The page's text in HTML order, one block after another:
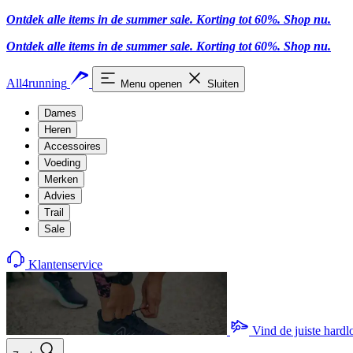
Ontdek alle items in de summer sale. Korting tot 60%. Shop nu.
Ontdek alle items in de summer sale. Korting tot 60%. Shop nu.
All4running Menu openen Sluiten
Dames
Heren
Accessoires
Voeding
Merken
Advies
Trail
Sale
Klantenservice
Vind de juiste